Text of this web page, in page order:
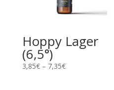
Hoppy Lager
(6,5°)
3,85€– 7,35€